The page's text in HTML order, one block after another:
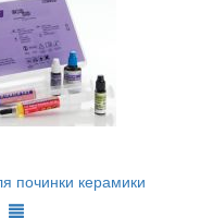
починки керамики